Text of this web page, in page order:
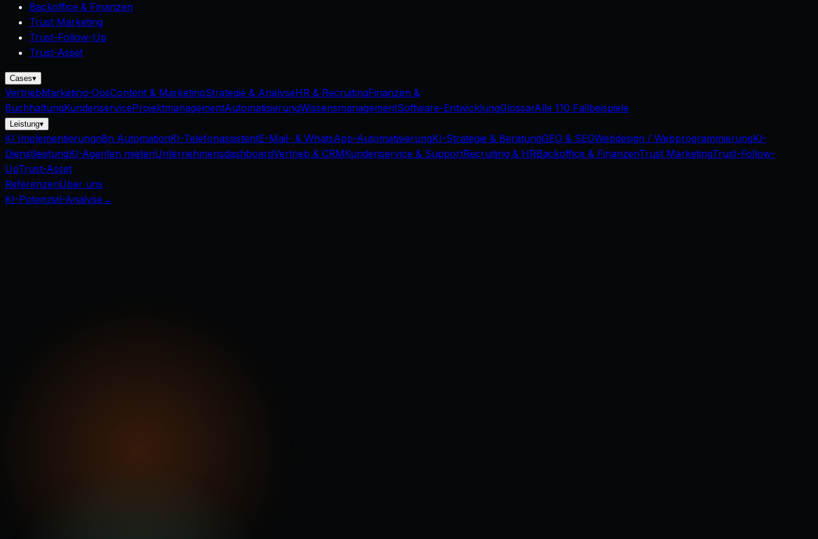
Backoffice & Finanzen
Trust Marketing
Trust-Follow-Up
Trust-Asset
Cases▾
VertriebMarketing-OpsContent & MarketingStrategie & AnalyseHR & RecruitingFinanzen &
BuchhaltungKundenserviceProjektmanagementAutomatisierungWissensmanagementSoftware-EntwicklungGlossarAlle 110 Fallbeispiele
Leistung▾
KI Implementierungn8n AutomationKI-TelefonassistentE-Mail- & WhatsApp-AutomatisierungKI-Strategie & BeratungGEO & SEOWebdesign / WebprogrammierungKI-
DienstleistungKI-Agenten mietenUnternehmensdashboardVertrieb & CRMKundenservice & SupportRecruiting & HRBackoffice & FinanzenTrust MarketingTrust-Follow-
UpTrust-Asset
ReferenzenÜber uns
KI-Potenzial-Analyse →